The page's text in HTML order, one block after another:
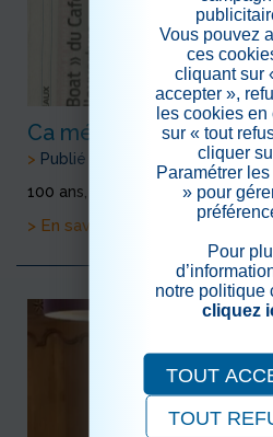
Ca mérite un article
> Publié le 18/11/2023
100 ans, ça mérite un article
> En savoir plus
Vous pouvez
ces
cliquant sur
accepter »,
les cookies en
sur « tout
cliquer
Paramétrer
» pour
Pour
notre politique
cliquez
TOUT
TOUT